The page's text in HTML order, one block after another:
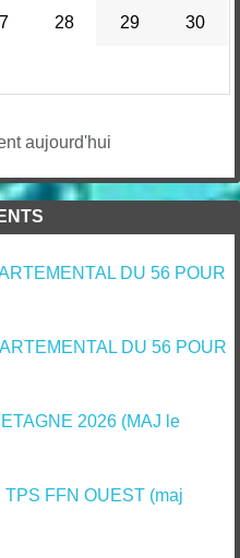
28 29 30
aujourd'hui
DU 56 POUR
DU 56 POUR
2026 (MAJ le
FFN OUEST (maj